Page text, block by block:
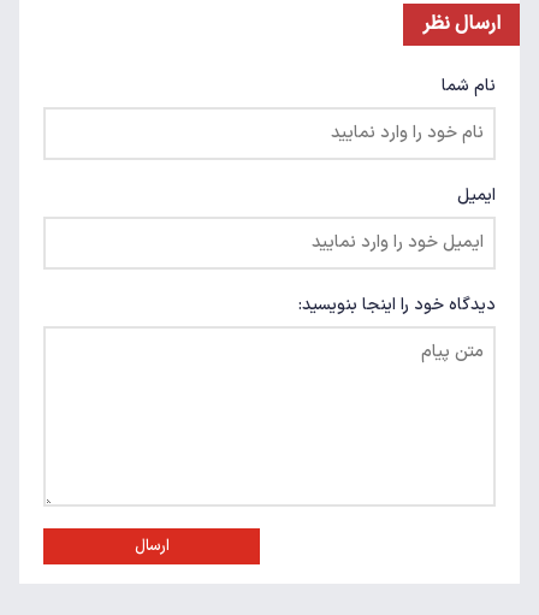
ارسال نظر
نام شما
ایمیل
دیدگاه خود را اینجا بنویسید:
ارسال